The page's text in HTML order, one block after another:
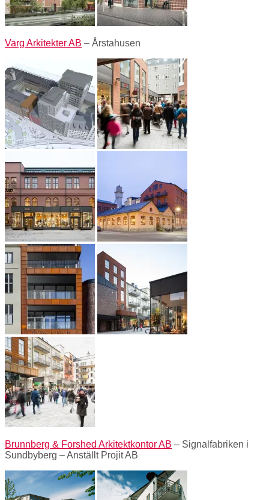
Varg Arkitekter AB – Årstahusen
Brunnberg & Forshed Arkitektkontor AB – Signalfabriken i
Sundbyberg – Anställt Projit AB